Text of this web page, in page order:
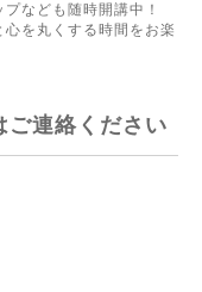
なども随時開講中！
を丸くする時間をお楽
ご連絡ください